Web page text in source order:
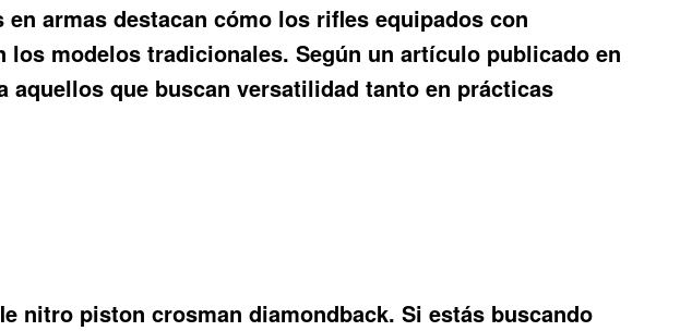
armas destacan cómo los rifles equipados con
modelos tradicionales. Según un artículo publicado en
que buscan versatilidad tanto en prácticas
nitro piston crosman diamondback. Si estás buscando